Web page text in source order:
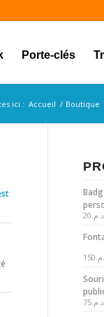
Porte-clés
ici : Accueil / Boutique
د.م.20
150
د.م.75